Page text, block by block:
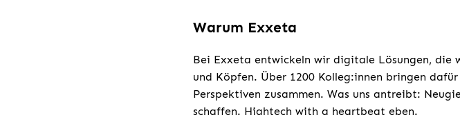
Warum Exxeta
Bei Exxeta entwickeln wir digitale Lösungen, die
und Köpfen. Über 1200 Kolleg:innen bringen
Perspektiven zusammen. Was uns antreibt:
schaffen. Hightech with a heartbeat eben.